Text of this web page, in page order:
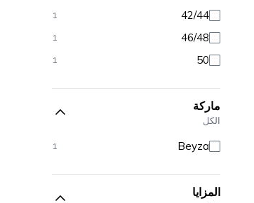
42/44
1
46/48
1
50
1
ماركة
الكل
Beyza
1
المزايا